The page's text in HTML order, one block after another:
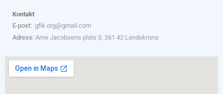
Kontakt
E-post: gfik.org@gmail.com
Adress: Arne Jacobsens plats 3, 261 42 Landskrona